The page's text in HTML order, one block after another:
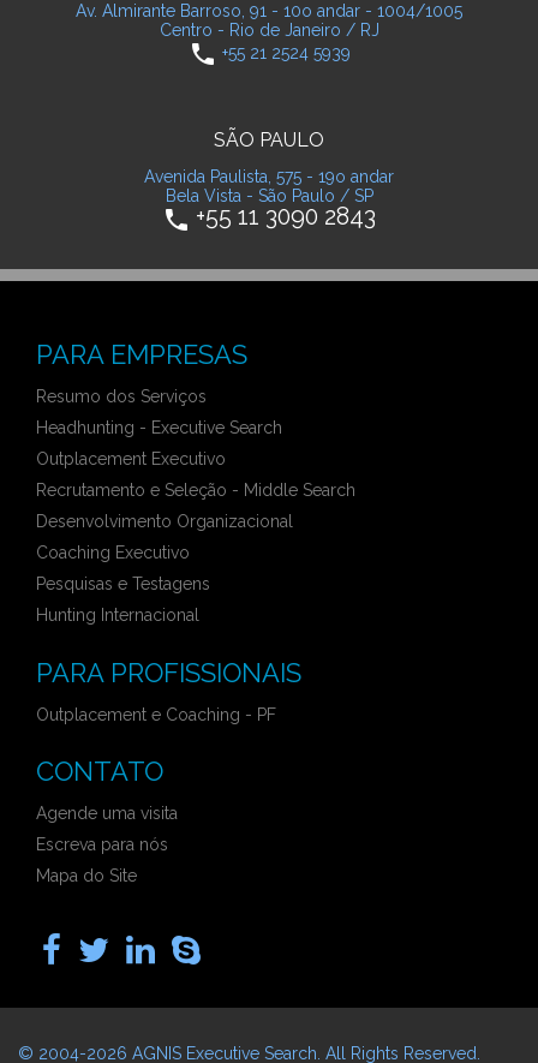
Av. Almirante Barroso, 91 - 10o andar - 1004/1005
Centro - Rio de Janeiro / RJ
phone +55 21 2524 5939
SÃO PAULO
Avenida Paulista, 575 - 19o andar
Bela Vista - São Paulo / SP
phone +55 11 3090 2843
PARA EMPRESAS
Resumo dos Serviços
Headhunting - Executive Search
Outplacement Executivo
Recrutamento e Seleção - Middle Search
Desenvolvimento Organizacional
Coaching Executivo
Pesquisas e Testagens
Hunting Internacional
PARA PROFISSIONAIS
Outplacement e Coaching - PF
CONTATO
Agende uma visita
Escreva para nós
Mapa do Site
© 2004-2026 AGNIS Executive Search . All Rights Reserved.